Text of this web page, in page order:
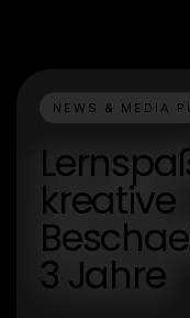
NEWS & MEDIA
kreative
3 Jahre